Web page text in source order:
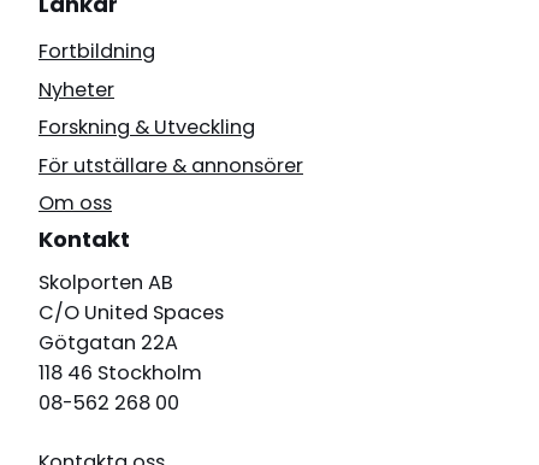
Fortbildning
Nyheter
Forskning & Utveckling
För utställare & annonsörer
Om oss
Kontakt
Skolporten AB
C/O United Spaces
Götgatan 22A
118 46 Stockholm
08-562 268 00